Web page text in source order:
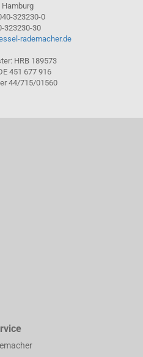
Hamburg
323230-0
323230-30
rademacher.de
HRB 189573
451 677 916
44/715/01560